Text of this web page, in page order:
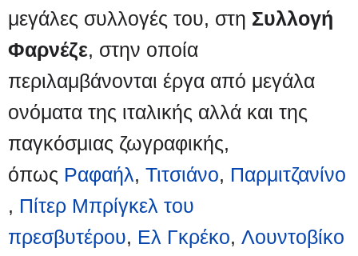
η
σ
μεγάλες συλλογές του, στη Συλλογή
Φαρνέζε, στην οποία
περιλαμβάνονται έργα από μεγάλα
ονόματα της ιταλικής αλλά και της
παγκόσμιας ζωγραφικής,
όπως Ραφαήλ, Τιτσιάνο, Παρμιτζανίνο
, Πίτερ Μπρίγκελ του
πρεσβυτέρου, Ελ Γκρέκο, Λουντοβίκο